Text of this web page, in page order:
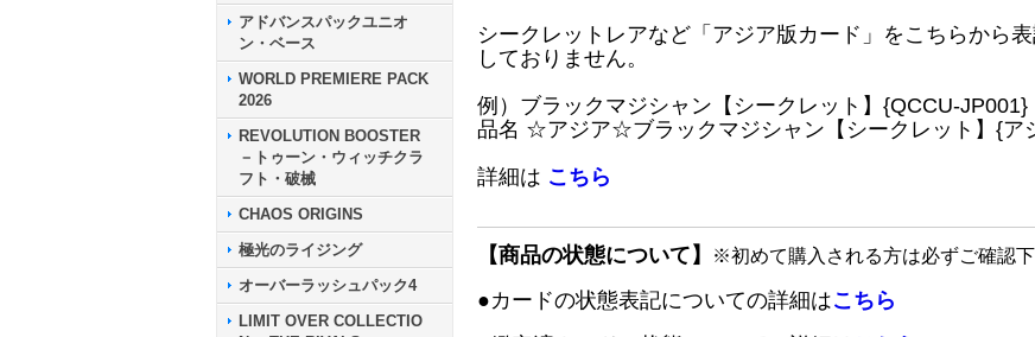
アドバンスパックユニオ
ン・ベース
WORLD PREMIERE PACK
2026
REVOLUTION BOOSTER
－トゥーン・ウィッチクラ
フト・破械
CHAOS ORIGINS
極光のライジング
オーバーラッシュパック4
LIMIT OVER COLLECTIO
シークレットレアなど「アジア版カード」をこちらから
しておりません。
例）ブラックマジシャン【シークレット】{QCCU-
品名 ☆アジア☆ブラックマジシャン【シークレット】{ア
詳細は こちら
【商品の状態について】 ※初めて購入される方は必ずご確認下
●カードの状態表記についての詳細はこちら